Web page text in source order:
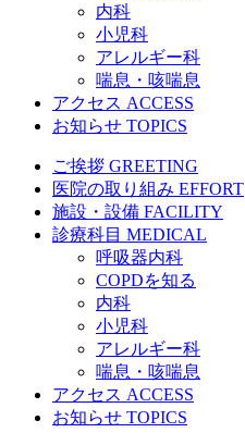
内科
小児科
アレルギー科
喘息・咳喘息
アクセス ACCESS
お知らせ TOPICS
ご挨拶 GREETING
医院の取り組み EFFORT
施設・設備 FACILITY
診療科目 MEDICAL
呼吸器内科
COPDを知る
内科
小児科
アレルギー科
喘息・咳喘息
アクセス ACCESS
お知らせ TOPICS